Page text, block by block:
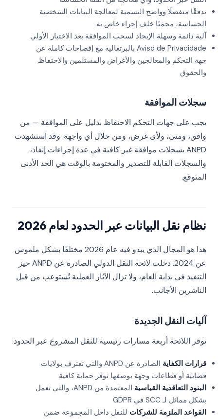
تدفقًا منفصلًا وواضح التسمية لمعالجة البيانات الشخصية
الحساسة، محميًا خلف إجراء خاص به
آلية دائمة وسهلة الإيجاد لسحب الموافقة بعد الاختيار الأولي
Aviso de Privacidade بالبرتغالية مع إفصاحات كاملة عن
جهة التحكم والمعالجين والأغراض والمستلمين والاحتفاظ
والحقوق
سجلات الموافقة
يجب على جهات التحكم الاحتفاظ بدليل على الموافقة — من
وافق، ومتى، ولأي غرض، ومن خلال أي واجهة. وقد استشهدت
ANPD بسجلات موافقة غير كافية في عدة إجراءات إنفاذ،
والسجلات القابلة للتصدير والمختومة بالوقت هي الحد الأدنى
المتوقع.
نظام نقل البيانات عبر الحدود لعام 2026
هذا هو المجال الذي يبدو فيه عام 2026 مختلفًا بشكل ملموس
عن 2024. دخلت لائحة النقل الدولي الصادرة عن ANPD حيز
التنفيذ في بداية العام، ولا تزال الآثار العملية تُستوعب من قبل
الناشرين الأجانب.
آليات النقل الجديدة
توفر اللائحة أربعة مسارات رئيسية للنقل المشروع عبر الحدود:
قرارات الكفاية
الصادرة عن ANPD والتي تعترف بولايات
قضائية أو قطاعات وجهة بوصفها توفر حماية كافية
البنود التعاقدية القياسية
المعتمدة من ANPD، والتي تعمل
بشكل مماثل لـ SCC في GDPR
القواعد الملزمة للشركات للنقل داخل المجموعة ضمن